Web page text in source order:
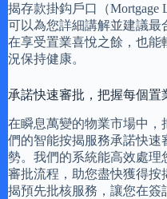
揭存款掛鈎戶口（
可以為您詳細講解並建議最
在享受置業喜悅之餘，也能
況保持健康。
承諾快速審批，把握每個置
在瞬息萬變的物業市場中
們的智能按揭服務承諾快
勢。我們的系統能高效處理
審批流程，助您盡快獲得
揭預先批核服務，讓您在簽